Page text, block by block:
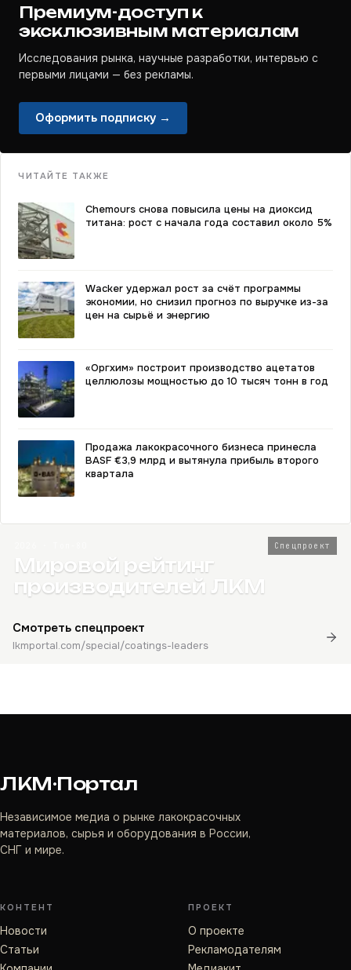
Премиум-доступ к
эксклюзивным материалам
Исследования рынка, научные разработки, интервью с
первыми лицами — без рекламы.
Оформить подписку →
ЧИТАЙТЕ ТАКЖЕ
Chemours снова повысила цены на диоксид
титана: рост с начала года составил около 5%
Wacker удержал рост за счёт программы
экономии, но снизил прогноз по выручке из-за
цен на сырьё и энергию
«Оргхим» построит производство ацетатов
целлюлозы мощностью до 10 тысяч тонн в год
Продажа лакокрасочного бизнеса принесла
BASF €3,9 млрд и вытянула прибыль второго
квартала
Спецпроект
Мировой рейтинг
производителей ЛКМ
Смотреть спецпроект
lkmportal.com/special/coatings-leaders
ЛКМ·Портал
Независимое медиа о рынке лакокрасочных
материалов, сырья и оборудования в России,
СНГ и мире.
КОНТЕНТ
Новости
Статьи
ПРОЕКТ
О проекте
Рекламодателям